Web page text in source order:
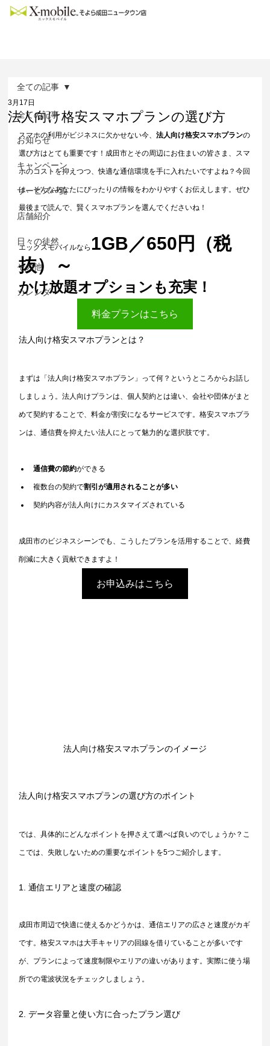
全ての記事
お知らせ
キャンペーン
サービス一覧
店舗紹介
日々の徒然
その他
カレンダー
全ての記事
法人向け格安スマホプランの選び方
3月17日
スマホの利用がビジネスに欠かせない今、法人向け格安スマホプランの
選び方はとても重要です！成田市とその周辺にお住まいの皆さま、スマ
ホのコストを抑えつつ、快適な通信環境を手に入れたいですよね？今回
は、そんなあなたにぴったりの情報をわかりやすくお伝えします。ぜひ
最後まで読んで、賢くスマホプランを選んでくださいね！
エックスモバイルなら 1GB／650円（税
抜）～
かけ放題オプションも充実！
料金プランはこちら
法人向け格安スマホプランとは？
まずは「法人向け格安スマホプラン」って何？というところからお話し
しましょう。法人向けプランは、個人契約とは違い、会社や団体がまと
めて契約することで、料金が割安になるサービスです。格安スマホプラ
ンは、通信費を抑えたい法人にとって魅力的な選択肢です。
通信費の節約ができる
複数台の契約で割引が適用されることが多い
契約内容が法人向けにカスタマイズされている
成田市のビジネスシーンでも、こうしたプランを活用することで、経費
削減に大きく貢献できますよ！
お申込みはこちら
法人向け格安スマホプランのイメージ
法人向け格安スマホプランの選び方のポイント
では、具体的にどんなポイントを押さえて選べば良いのでしょうか？こ
こでは、失敗しないための重要なポイントを5つご紹介します。
1. 通信エリアと速度の確認
成田市周辺で快適に使えるかどうかは、通信エリアの広さと速度がカギ
です。格安スマホは大手キャリアの回線を借りていることが多いです
が、プランによって速度制限やエリアの違いがあります。実際に使う場
所での電波状況をチェックしましょう。
2. データ容量と使い方に合ったプラン選び